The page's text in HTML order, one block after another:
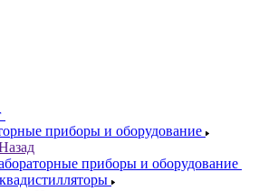
приборы и оборудование
приборы и оборудование